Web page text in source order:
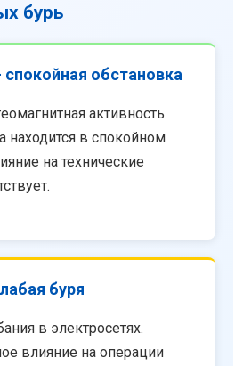
бурь
спокойная обстановка
активность.
находится в спокойном
на технические
буря
в электросетях.
влияние на операции